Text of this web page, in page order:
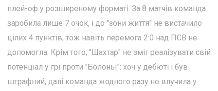
плей-оф у розширеному форматі. За 8 матчів команда
заробила лише 7 очок, і до "зони життя" не вистачило
цілих 4 пунктів, тож навіть перемога 2:0 над ПСВ не
допомогла. Крім того, "Шахтар" не зміг реалізувати свій
потенціал у грі проти "Болоньї": хоч у дебюті і був
штрафний, далі команда жодного разу не влучила у